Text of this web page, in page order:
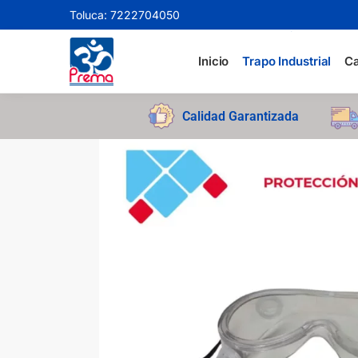
Toluca: 7222704050
Inicio Trapo Industrial
Search
Calidad Garantizada